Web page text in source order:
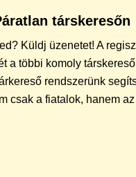
társkeresőn
Küldj üzenetet! A
a többi komoly
rendszerünk
csak a fiatalok, hanem